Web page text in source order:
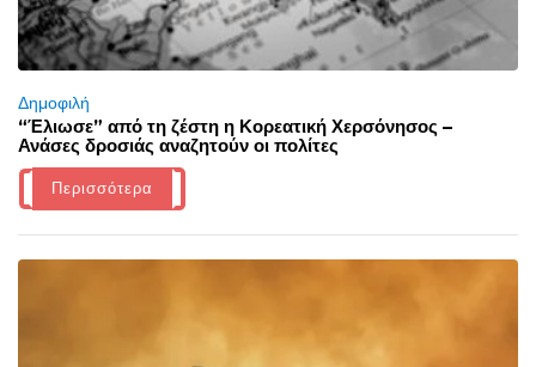
Δημοφιλή
“Έλιωσε” από τη ζέστη η Κορεατική Χερσόνησος –
Ανάσες δροσιάς αναζητούν οι πολίτες
Περισσότερα